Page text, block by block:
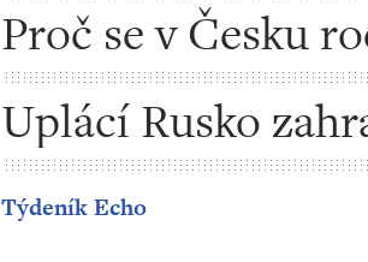
Proč se v Česku
méně dětí
Uplácí Rusko
politiky?
Týdeník Echo